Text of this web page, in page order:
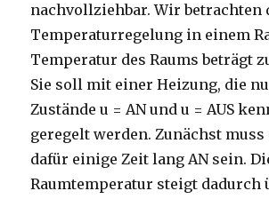
nachvollziehbar. Wir betrachten
Temperaturregelung in einem
Temperatur des Raums beträgt
Sie soll mit einer Heizung, die
Zustände u = AN und u = AUS
geregelt werden. Zunächst
dafür einige Zeit lang AN sein.
Raumtemperatur steigt dadurch